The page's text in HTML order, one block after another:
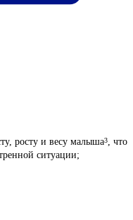
росту и весу малыша3, что
ситуации;